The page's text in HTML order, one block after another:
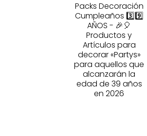
Packs Decoración
Cumpleaños 3️⃣9️⃣
AÑOS - 🎉🎈
Productos y
Artículos para
decorar «Partys»
para aquellos que
alcanzarán la
edad de 39 años
en 2026